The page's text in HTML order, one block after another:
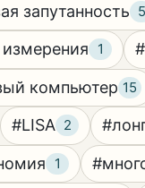
запутанность 5
1
компьютер 15
#LISA 2
1